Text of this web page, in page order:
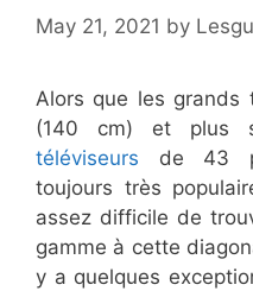
May 21, 2021 by
Alors que les grands
(140 cm) et plus
téléviseurs de 43
toujours très
assez difficile de
gamme à cette
y a quelques